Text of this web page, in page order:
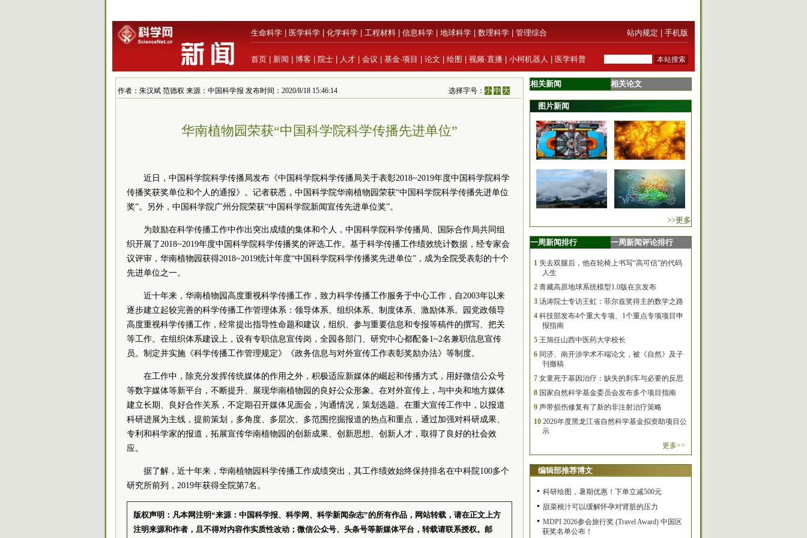
生命科学 医学科学 化学科学 工程材料 信息科学 地球科学 数理科学 管理综合 站内规定 手机版
首页 新闻 博客 院士 人才 会议 基金·项目 论文 绘图 视频·直播 小柯机器人 医学科普
作者：朱汉斌 范德权 来源：中国科学报 发布时间：2020/8/18 15:46:14 选择字号：小 中 大
华南植物园荣获“中国科学院科学传播先进单位”
近日，中国科学院科学传播局发布《中国科学院科学传播局关于表彰2018~2019年度中国科学院科学
传播奖获奖单位和个人的通报》。记者获悉，中国科学院华南植物园荣获“中国科学院科学传播先进单位
奖”。另外，中国科学院广州分院荣获“中国科学院新闻宣传先进单位奖”。
为鼓励在科学传播工作中作出突出成绩的集体和个人，中国科学院科学传播局、国际合作局共同组
织开展了2018~2019年度中国科学院科学传播奖的评选工作。基于科学传播工作绩效统计数据，经专家会
议评审，华南植物园获得2018~2019统计年度“中国科学院科学传播奖先进单位”，成为全院受表彰的十个
先进单位之一。
近十年来，华南植物园高度重视科学传播工作，致力科学传播工作服务于中心工作，自2003年以来
逐步建立起较完善的科学传播工作管理体系：领导体系、组织体系、制度体系、激励体系。园党政领导
高度重视科学传播工作，经常提出指导性命题和建议，组织、参与重要信息和专报等稿件的撰写、把关
等工作。在组织体系建设上，设有专职信息宣传岗，全园各部门、研究中心都配备1~2名兼职信息宣传
员。制定并实施《科学传播工作管理规定》《政务信息与对外宣传工作表彰奖励办法》等制度。
在工作中，除充分发挥传统媒体的作用之外，积极适应新媒体的崛起和传播方式，用好微信公众号
等数字媒体等新平台，不断提升、展现华南植物园的良好公众形象。在对外宣传上，与中央和地方媒体
建立长期、良好合作关系，不定期召开媒体见面会，沟通情况，策划选题。在重大宣传工作中，以报道
科研进展为主线，提前策划，多角度、多层次、多范围挖掘报道的热点和重点，通过加强对科研成果、
专利和科学家的报道，拓展宣传华南植物园的创新成果、创新思想、创新人才，取得了良好的社会效
应。
据了解，近十年来，华南植物园科学传播工作成绩突出，其工作绩效始终保持排名在中科院100多个
研究所前列，2019年获得全院第7名。
版权声明：凡本网注明“来源：中国科学报、科学网、科学新闻杂志”的所有作品，网站转载，请在正文上方
注明来源和作者，且不得对内容作实质性改动；微信公众号、头条号等新媒体平台，转载请联系授权。邮
相关新闻 相关论文
图片新闻
>>更多
一周新闻排行 一周新闻评论排行
1 失去双腿后，他在轮椅上书写“高可信”的代码
人生
2 青藏高原地球系统模型1.0版在京发布
3 汤涛院士专访王虹：菲尔兹奖得主的数学之路
4 科技部发布4个重大专项、1个重点专项项目申
报指南
5 王旭任山西中医药大学校长
6 同济、南开涉学术不端论文，被《自然》及子
刊撤稿
7 女童死于基因治疗：缺失的刹车与必要的反思
8 国家自然科学基金委员会发布多个项目指南
9 声带损伤修复有了新的非注射治疗策略
10 2026年度黑龙江省自然科学基金拟资助项目公
示
更多>>
编辑部推荐博文
科研绘图，暑期优惠！下单立减500元
甜菜根汁可以缓解怀孕对肾脏的压力
MDPI 2026参会旅行奖 (Travel Award) 中国区
获奖名单公布！